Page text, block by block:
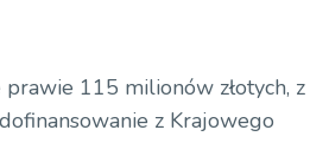
115 milionów złotych, z
z Krajowego